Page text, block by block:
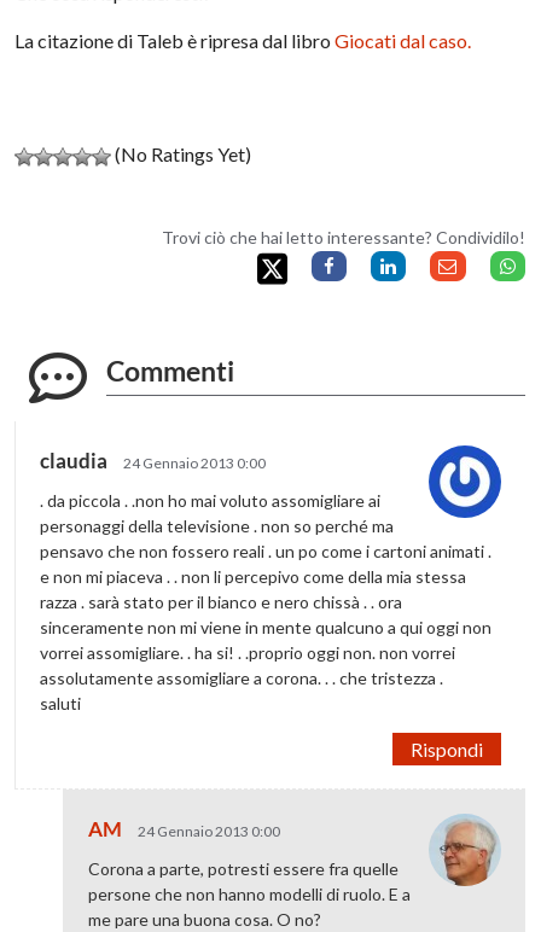
La citazione di Taleb è ripresa dal libroGiocati dal caso.
(No Ratings Yet)
Trovi ciò che hai letto interessante? Condividilo!
Commenti
claudia 24 Gennaio 2013 0:00
. da piccola . .non ho mai voluto assomigliare ai
personaggi della televisione . non so perché ma
pensavo che non fossero reali . un po come i cartoni animati .
e non mi piaceva . . non li percepivo come della mia stessa
razza . sarà stato per il bianco e nero chissà . . ora
sinceramente non mi viene in mente qualcuno a qui oggi non
vorrei assomigliare. . ha si! . .proprio oggi non. non vorrei
assolutamente assomigliare a corona. . . che tristezza .
saluti
Rispondi
AM 24 Gennaio 2013 0:00
Corona a parte, potresti essere fra quelle
persone che non hanno modelli di ruolo. E a
me pare una buona cosa. O no?